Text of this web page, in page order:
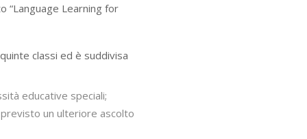
“Language Learning for
classi ed è suddivisa
educative speciali;
un ulteriore ascolto